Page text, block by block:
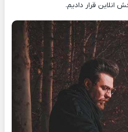
انلاین قرار دادیم.